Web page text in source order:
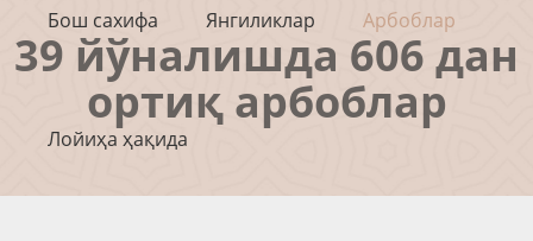
Бош сахифа Янгиликлар Арбоблар
Лойиҳа ҳақида
39 йўналишда 606 дан
ортиқ арбоблар